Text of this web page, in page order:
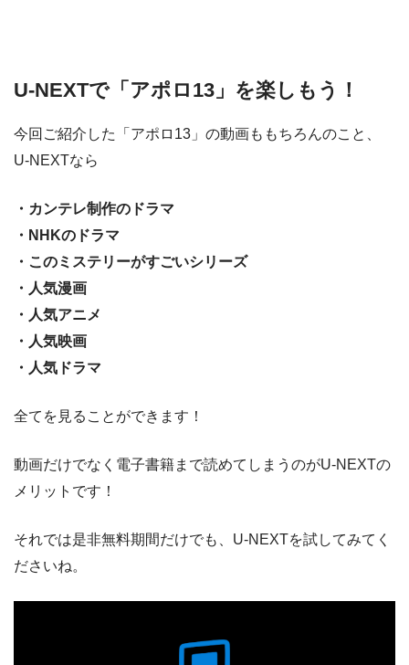
U-NEXTで「アポロ13」を楽しもう！
今回ご紹介した「アポロ13」の動画ももちろんのこと、
U-NEXTなら
・カンテレ制作のドラマ
・NHKのドラマ
・このミステリーがすごいシリーズ
・人気漫画
・人気アニメ
・人気映画
・人気ドラマ
全てを見ることができます！
動画だけでなく電子書籍まで読めてしまうのがU-NEXTの
メリットです！
それでは是非無料期間だけでも、U-NEXTを試してみてく
ださいね。